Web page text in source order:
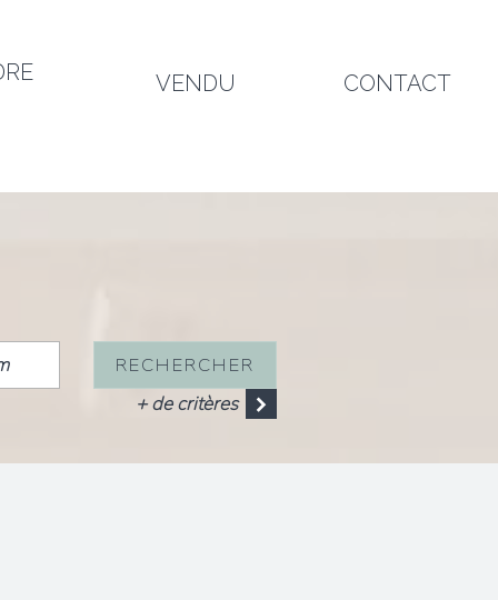
VENDU CONTACT
RECHERCHER
+ de critères